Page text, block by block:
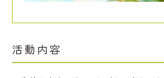
活動内容